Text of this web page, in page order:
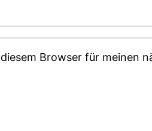
Browser für meinen